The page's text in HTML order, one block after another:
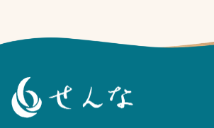
中は眠ってしまいまし
た。 自分へのごほう
びにとてもよいコース
だと思います。 松下
様のお